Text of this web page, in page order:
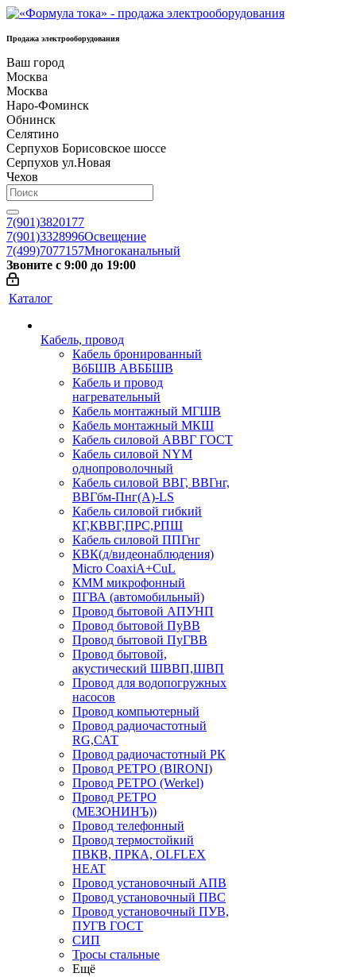
Продажа электрооборудования
Ваш город
Москва
Москва
Наро-Фоминск
Обнинск
Селятино
Серпухов Борисовское шоссе
Серпухов ул.Новая
Чехов
7(901)3820177
7(901)3328996Освещение
7(499)7077157Многоканальный
Звоните с 9:00 до 19:00
Каталог
Кабель, провод
Кабель бронированный
ВбБШВ АВББШВ
Кабель и провод
нагревательный
Кабель монтажный МГШВ
Кабель монтажный МКШ
Кабель силовой АВВГ ГОСТ
Кабель силовой NYM
однопроволочный
Кабель силовой ВВГ, ВВГнг,
ВВГбм-Пнг(А)-LS
Кабель силовой гибкий
КГ,КВВГ,ПРС,РПШ
Кабель силовой ППГнг
КВК(д/видеонаблюдения)
Micro CoaxiA+CuL
КММ микрофонный
ПГВА (автомобильный)
Провод бытовой АПУНП
Провод бытовой ПуВВ
Провод бытовой ПуГВВ
Провод бытовой,
акустический ШВВП,ШВП
Провод для водопогружных
насосов
Провод компьютерный
Провод радиочастотный
RG,САТ
Провод радиочастотный РК
Провод РЕТРО (BIRONI)
Провод РЕТРО (Werkel)
Провод РЕТРО
(МЕЗОНИНЪ))
Провод телефонный
Провод термостойкий
ПВКВ, ПРКА, OLFLEX
HEAT
Провод установочный АПВ
Провод установочный ПВС
Провод установочный ПУВ,
ПУГВ ГОСТ
СИП
Тросы стальные
Ещё